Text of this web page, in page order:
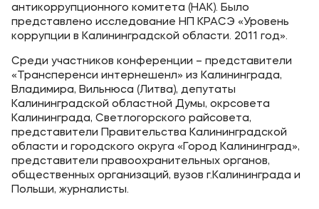
Новости
Контакты
Банковские реквизиты
Приемная комиссия
+7 (495) 221-10-01
антикоррупционного комитета (НАК). Было
представлено исследование НП КРАСЭ «Уровень
коррупции в Калининградской области. 2011 год».
Среди участников конференции – представители
«Трансперенси интернешенл» из Калининграда,
Владимира, Вильнюса (Литва), депутаты
Калининградской областной Думы, окрсовета
Калининграда, Светлогорского райсовета,
представители Правительства Калининградской
области и городского округа «Город Калининград»,
представители правоохранительных органов,
общественных организаций, вузов г.Калининграда и
Польши, журналисты.